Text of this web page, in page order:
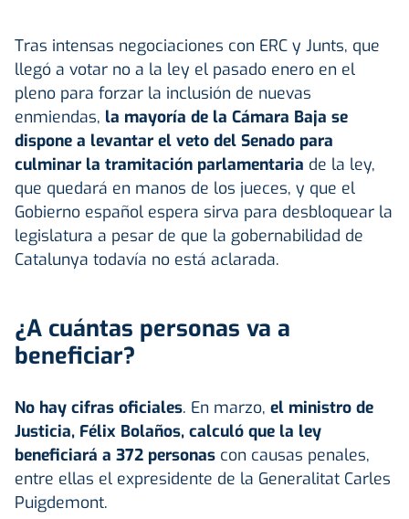
Tras intensas negociaciones con ERC y Junts, que
llegó a votar no a la ley el pasado enero en el
pleno para forzar la inclusión de nuevas
enmiendas, la mayoría de la Cámara Baja se
dispone a levantar el veto del Senado para
culminar la tramitación parlamentaria de la ley,
que quedará en manos de los jueces, y que el
Gobierno español espera sirva para desbloquear la
legislatura a pesar de que la gobernabilidad de
Catalunya todavía no está aclarada.
¿A cuántas personas va a
beneficiar?
No hay cifras oficiales. En marzo, el ministro de
Justicia, Félix Bolaños, calculó que la ley
beneficiará a 372 personas con causas penales,
entre ellas el expresidente de la Generalitat Carles
Puigdemont.